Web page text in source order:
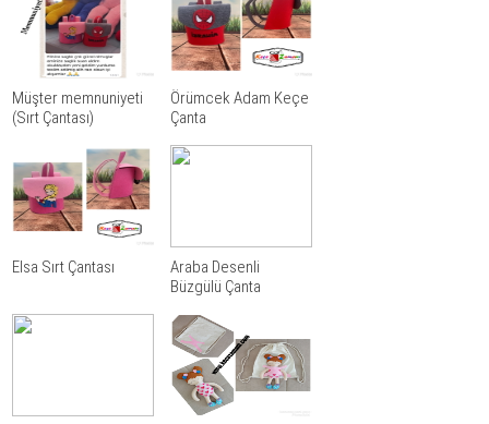
Müşter memnuniyeti
(Sırt Çantası)
Örümcek Adam Keçe
Çanta
Elsa Sırt Çantası
Araba Desenli
Büzgülü Çanta